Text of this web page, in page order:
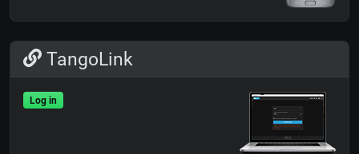
TangoLink
Log in